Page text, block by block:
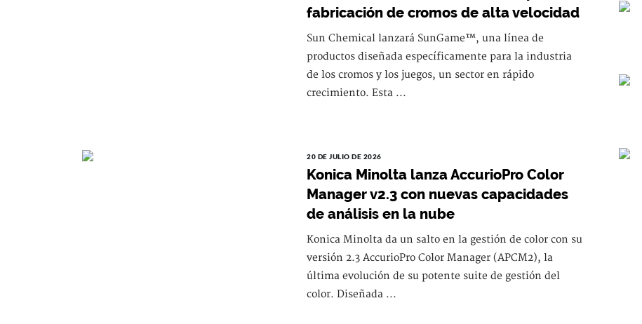
fabricación de cromos de alta velocidad
Sun Chemical lanzará SunGame™, una línea de
productos diseñada específicamente para la industria
de los cromos y los juegos, un sector en rápido
crecimiento. Esta ...
20 DE JULIO DE 2026
Konica Minolta lanza AccurioPro Color
Manager v2.3 con nuevas capacidades
de análisis en la nube
Konica Minolta da un salto en la gestión de color con su
versión 2.3 AccurioPro Color Manager (APCM2), la
última evolución de su potente suite de gestión del
color. Diseñada ...